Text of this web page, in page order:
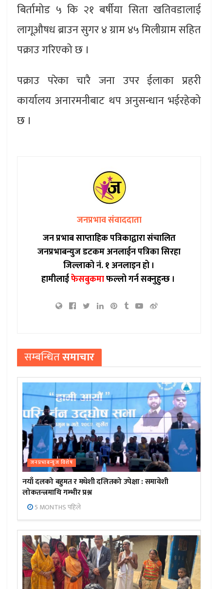
बिर्तामोड ५ कि २१ बर्षीया सिता खतिवडालाई
लागूऔषध ब्राउन सुगर ४ ग्राम ४५ मिलीग्राम सहित
पक्राउ गरिएको छ ।
पक्राउ परेका चारै जना उपर ईलाका प्रहरी
कार्यालय अनारमनीबाट थप अनुसन्धान भईरहेको
छ ।
जनप्रभाव संवाददाता
जन प्रभाब साप्ताहिक पत्रिकाद्वारा संचालित
जनप्रभाबन्युज डटकम अनलाईन पत्रिका सिरहा
जिल्लाको नं. १ अनलाइन हो ।
हामीलाईफेसबुकमाफल्लो गर्न सक्नुहुन्छ ।
सम्बन्धितसमाचार
जनप्रभाबन्युज विशेष
नयाँ दलको बहुमत र मधेशी दलितको उपेक्षा : समावेशी
लोकतन्त्रमाथि गम्भीर प्रश्न
5 MONTHS पहिले